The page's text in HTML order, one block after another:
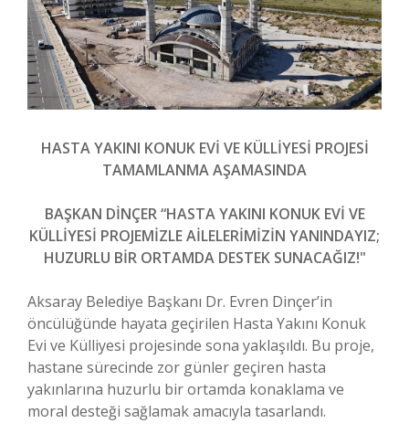
HASTA YAKINI KONUK EVİ VE KÜLLİYESİ PROJESİ
TAMAMLANMA AŞAMASINDA
BAŞKAN DİNÇER “HASTA YAKINI KONUK EVİ VE
KÜLLİYESİ PROJEMİZLE AİLELERİMİZİN YANINDAYIZ;
HUZURLU BİR ORTAMDA DESTEK SUNACAĞIZ!"
Aksaray Belediye Başkanı Dr. Evren Dinçer’in
öncülüğünde hayata geçirilen Hasta Yakını Konuk
Evi ve Külliyesi projesinde sona yaklaşıldı. Bu proje,
hastane sürecinde zor günler geçiren hasta
yakınlarına huzurlu bir ortamda konaklama ve
moral desteği sağlamak amacıyla tasarlandı.